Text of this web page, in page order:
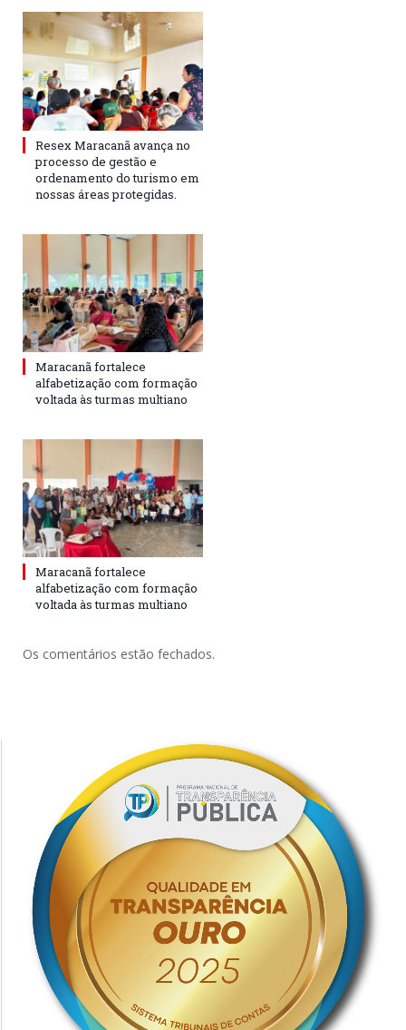
Resex Maracanã avança no
processo de gestão e
ordenamento do turismo em
nossas áreas protegidas.
Maracanã fortalece
alfabetização com formação
voltada às turmas multiano
Maracanã fortalece
alfabetização com formação
voltada às turmas multiano
Os comentários estão fechados.